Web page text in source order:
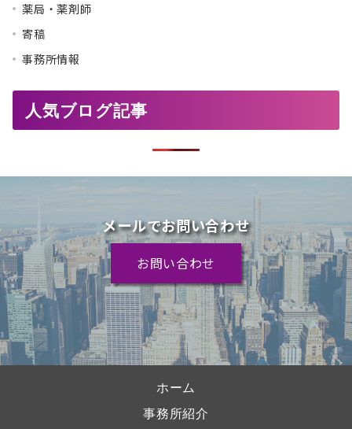
薬局・薬剤師
寄稿
事務所情報
人気ブログ記事
メールでお問い合わせ
お問い合わせ
ホーム
事務所紹介